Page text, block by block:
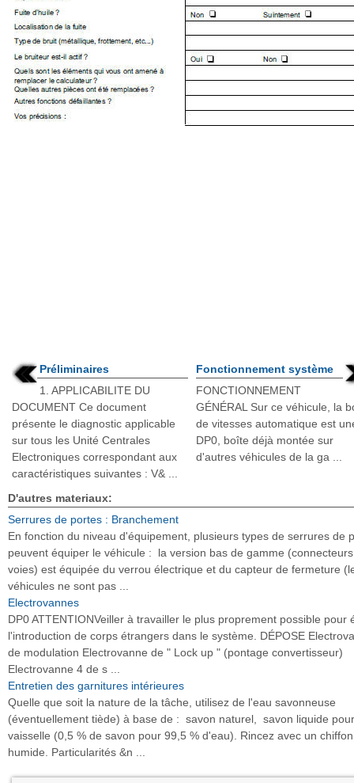
Préliminaires
1. APPLICABILITE DU
DOCUMENT Ce document
présente le diagnostic applicable
sur tous les Unité Centrales
Electroniques correspondant aux
caractéristiques suivantes : V& ...
Fonctionnement système
FONCTIONNEMENT
GÉNÉRAL Sur ce véhicule, la
de vitesses automatique est
DP0, boîte déjà montée sur
d'autres véhicules de la ga ...
D'autres materiaux:
Serrures de portes : Branchement
En fonction du niveau d'équipement, plusieurs types de serrures de
peuvent équiper le véhicule : la version bas de gamme
voies) est équipée du verrou électrique et du capteur de fermeture
véhicules ne sont pas ...
Electrovannes
DP0 ATTENTIONVeiller à travailler le plus proprement possible pour
l'introduction de corps étrangers dans le système. DÉPOSE
de modulation Electrovanne de " Lock up " (pontage convertisseur)
Electrovanne 4 de s ...
Entretien des garnitures intérieures
Quelle que soit la nature de la tâche, utilisez de l'eau savonneuse
(éventuellement tiède) à base de : savon naturel, savon liquide pour
vaisselle (0,5 % de savon pour 99,5 % d'eau). Rincez avec un
humide. Particularités &n ...